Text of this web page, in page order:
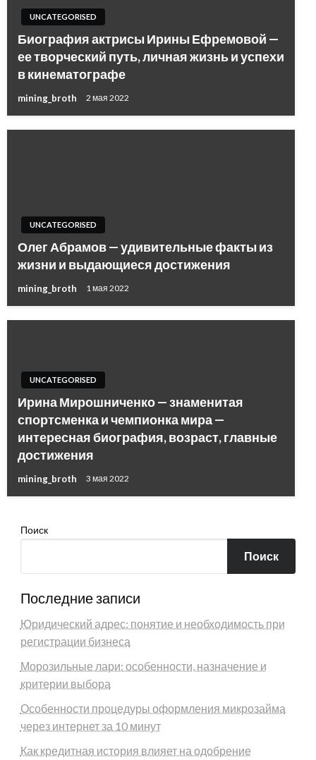
UNCATEGORISED
Биография актрисы Ирины Ефремовой —
ее творческий путь, личная жизнь и успехи
в кинематографе
mining_broth 2 мая 2022
UNCATEGORISED
Олег Абрамов — удивительные факты из
жизни и выдающиеся достижения
mining_broth 1 мая 2022
UNCATEGORISED
Ирина Мирошниченко — знаменитая
спортсменка и чемпионка мира —
интересная биография, возраст, главные
достижения
mining_broth 3 мая 2022
Поиск
Поиск
Последние записи
Юридический адрес: понятие и необходимость при
регистрации бизнеса
Морозильные лари: особенности, назначение и
критерии выбора
Особенности процедуры оформления микрозайма
через интернет за 10 минут
Как кредитная история влияет на одобрение